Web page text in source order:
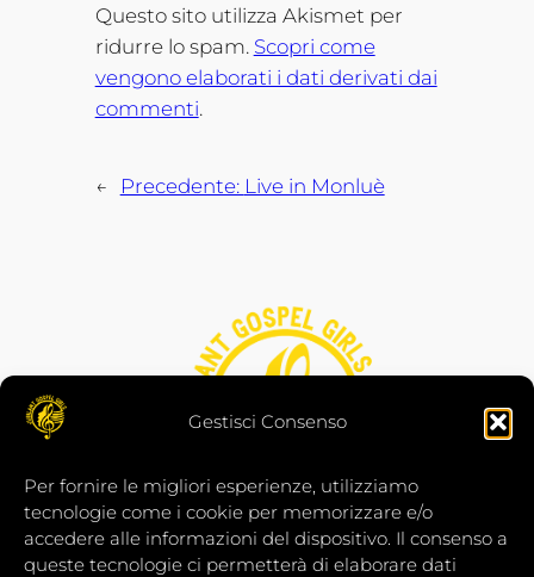
Gestisci Consenso
Per fornire le migliori esperienze, utilizziamo
tecnologie come i cookie per memorizzare e/o
accedere alle informazioni del dispositivo. Il consenso a
queste tecnologie ci permetterà di elaborare dati
Questo sito utilizza Akismet per
ridurre lo spam. Scopri come
vengono elaborati i dati derivati dai
commenti.
← Precedente: Live in Monluè
Jubilant Gospel Girls a.p.s. è iscritta al Registro